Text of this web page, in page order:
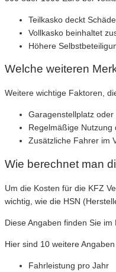
Teilkasko deckt
Vollkasko beinhaltet
Höhere
Welche weiteren
Weitere wichtige Faktoren,
Garagenstellplatz
Regelmäßige Nutzung
Zusätzliche Fahrer im
Wie berechnet man
Um die Kosten für die KFZ
wichtig, wie die HSN
Diese Angaben finden Sie
Hier sind 10 weitere
Fahrleistung pro Jahr